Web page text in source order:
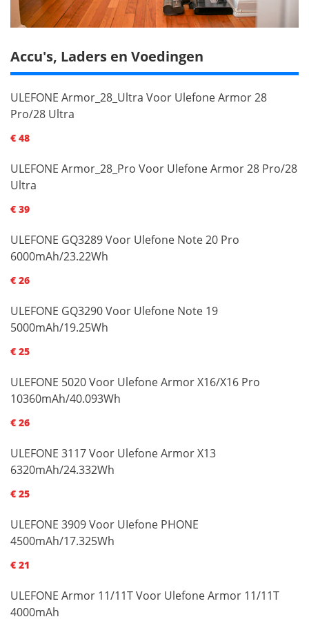
Accu's, Laders en Voedingen
ULEFONE Armor_28_Ultra Voor Ulefone Armor 28
Pro/28 Ultra
€ 48
ULEFONE Armor_28_Pro Voor Ulefone Armor 28 Pro/28
Ultra
€ 39
ULEFONE GQ3289 Voor Ulefone Note 20 Pro
6000mAh/23.22Wh
€ 26
ULEFONE GQ3290 Voor Ulefone Note 19
5000mAh/19.25Wh
€ 25
ULEFONE 5020 Voor Ulefone Armor X16/X16 Pro
10360mAh/40.093Wh
€ 26
ULEFONE 3117 Voor Ulefone Armor X13
6320mAh/24.332Wh
€ 25
ULEFONE 3909 Voor UIefone PHONE
4500mAh/17.325Wh
€ 21
ULEFONE Armor 11/11T Voor Ulefone Armor 11/11T
4000mAh